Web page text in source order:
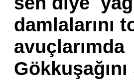
damlalarını
avuçlarımda